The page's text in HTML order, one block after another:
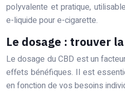
polyvalente et pratique,
e-liquide pour e-cigarette.
Le dosage : trouver
Le dosage du CBD est un
effets bénéfiques. Il est
en fonction de vos besoins